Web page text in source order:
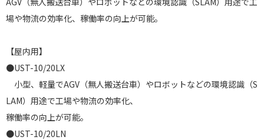
場や物流の効率化、稼働率の向上が可能。
【屋内用】
●UST-10/20LX
小型、軽量でAGV（無人搬送台車）やロボットなどの環境認識（S
LAM）用途で工場や物流の効率化、
稼働率の向上が可能。
●UST-10/20LN